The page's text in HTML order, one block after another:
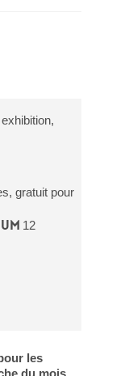
gratuit pour
12
les
du mois.